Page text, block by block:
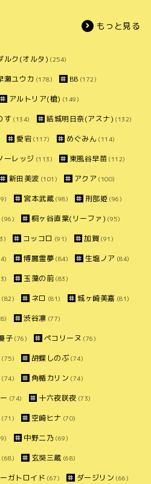
もっと見る
ルク(オルタ) (254)
瀬ユウカ (178) BB (172)
アルトリア(槍) (149)
す (134) 結城明日奈(アスナ) (132)
愛宕 (117) めぐみん (114)
ーレッジ (113) 東風谷早苗 (112)
新田美波 (101) アクア (100)
宮本武蔵 (98) 刑部姫 (96)
(96) 桐ヶ谷直葉(リーファ) (95)
コッコロ (91) 加賀 (91)
博麗霊夢 (84) 生塩ノア (84)
玉藻の前 (83)
(82) ネロ (81) 城ヶ崎美嘉 (81)
渋谷凛 (77)
子 (76) ペコリーヌ (76)
(75) 胡蝶しのぶ(74)
(74) 角楯カリン (74)
(74) 十六夜咲夜 (73)
(71) 空崎ヒナ (70)
中野二乃 (69)
(68) 玄奘三蔵 (68)
ガトロイド (67) ダージリン (66)